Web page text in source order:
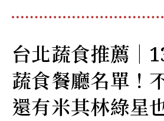
台北蔬食推薦｜
蔬食餐廳名單！
還有米其林綠星